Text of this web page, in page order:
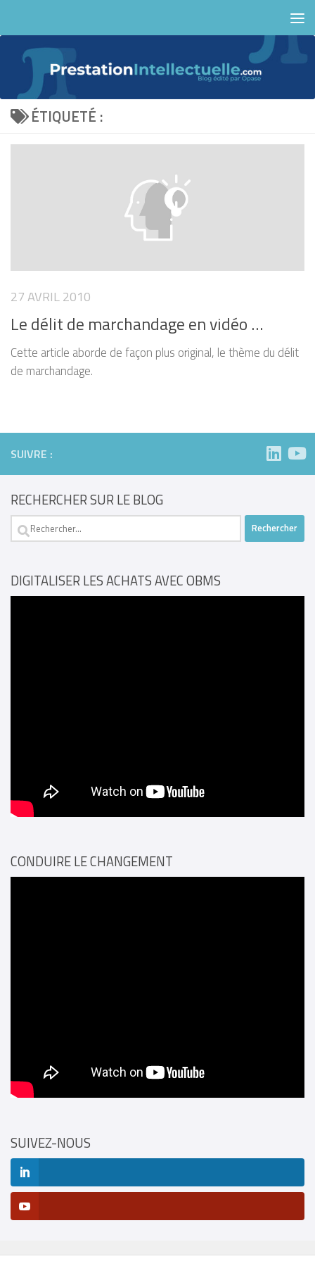
ÉTIQUETÉ :
27 AVRIL 2010
Le délit de marchandage en vidéo …
Cette article aborde de façon plus original, le thème du délit
de marchandage.
SUIVRE :
RECHERCHER SUR LE BLOG
Rechercher :
DIGITALISER LES ACHATS AVEC OBMS
CONDUIRE LE CHANGEMENT
SUIVEZ-NOUS